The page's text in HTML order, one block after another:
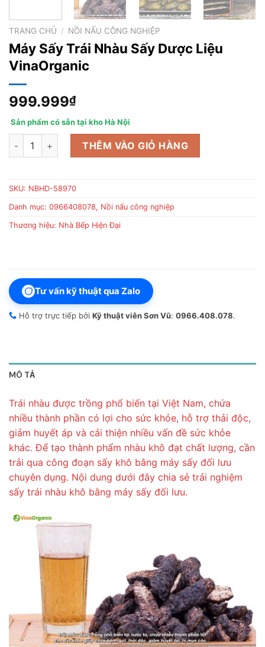
TRANG CHỦ / NỒI NẤU CÔNG NGHIỆP
Máy Sấy Trái Nhàu Sấy Dược Liệu
VinaOrganic
999.999₫
Sản phẩm có sẵn tại kho Hà Nội
Máy Sấy Trái Nhàu Sấy Dược Liệu VinaOrganic số lượng
THÊM VÀO GIỎ HÀNG
SKU: NBHD-58970
Danh mục: 0966408078, Nồi nấu công nghiệp
Thương hiệu: Nhà Bếp Hiện Đại
Tư vấn kỹ thuật qua Zalo
Hỗ trợ trực tiếp bởi Kỹ thuật viên Sơn Vũ: 0966.408.078.
MÔ TẢ
Trái nhàu được trồng phổ biến tại Việt Nam, chứa
nhiều thành phần có lợi cho sức khỏe, hỗ trợ thải độc,
giảm huyết áp và cải thiện nhiều vấn đề sức khỏe
khác. Để tạo thành phẩm nhàu khô đạt chất lượng, cần
trải qua công đoạn sấy khô bằng máy sấy đối lưu
chuyên dụng. Nội dung dưới đây chia sẻ trải nghiệm
sấy trái nhàu khô bằng máy sấy đối lưu.